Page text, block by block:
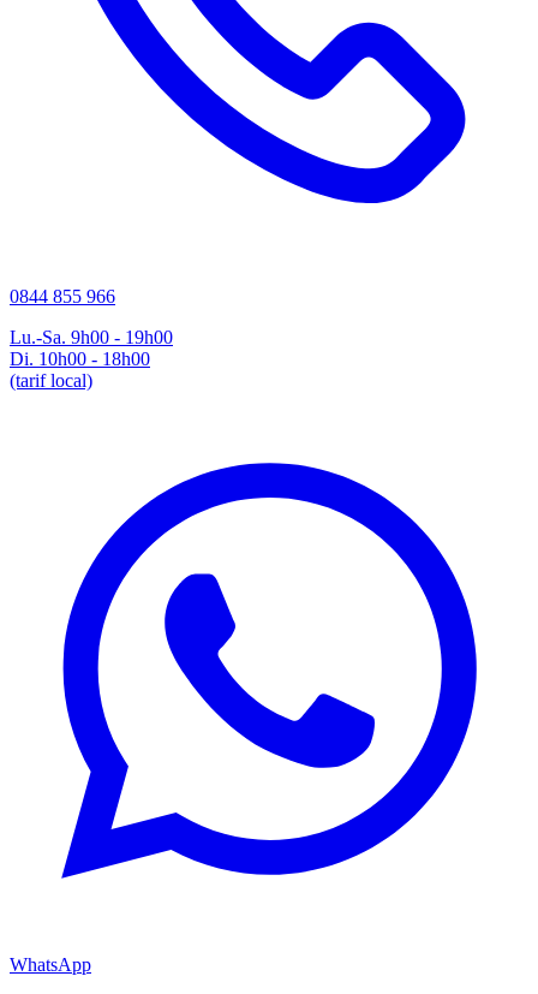
0844 855 966
Lu.-Sa. 9h00 - 19h00
Di. 10h00 - 18h00
(tarif local)
WhatsApp